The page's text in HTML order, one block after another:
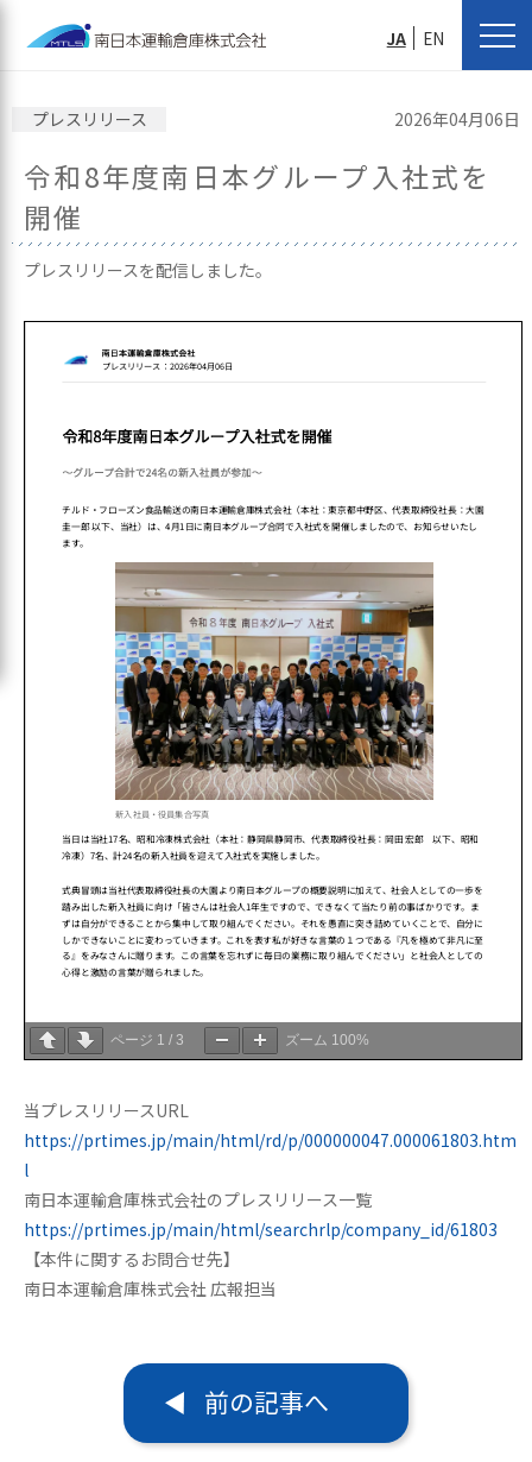
JA EN
プレスリリース 2026年04月06日
令和8年度南日本グループ入社式を
開催
プレスリリースを配信しました。
ページ 1 / 3 ズーム 100%
当プレスリリースURL
https://prtimes.jp/main/html/rd/p/000000047.000061803.htm
l
南日本運輸倉庫株式会社のプレスリリース一覧
https://prtimes.jp/main/html/searchrlp/company_id/61803
【本件に関するお問合せ先】
南日本運輸倉庫株式会社 広報担当
前の記事へ